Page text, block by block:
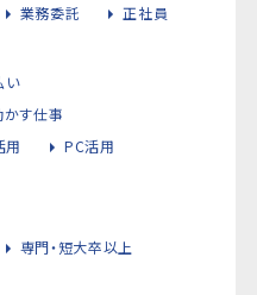
業務委託 正社員
い
かす仕事
用
PC活用
専門・短大卒以上